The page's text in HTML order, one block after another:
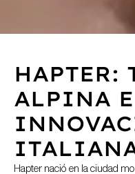
HAPTER:
ALPINA E
Hapter nació en la ciudad